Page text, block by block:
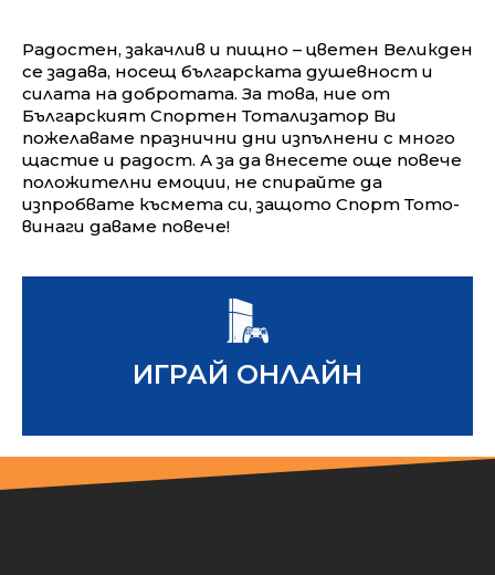
Радостен, закачлив и пищно – цветен Великден
се задава, носещ българската душевност и
силата на добротата. За това, ние от
Българският Спортен Тотализатор Ви
пожелаваме празнични дни изпълнени с много
щастие и радост. А за да внесете още повече
положителни емоции, не спирайте да
изпробвате късмета си, защото Спорт Тото-
винаги даваме повече!
ИГРАЙ ОНЛАЙН
www.toto.bg